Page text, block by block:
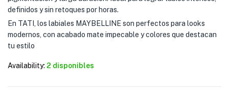
definidos y sin retoques por horas.
En TATI, los labiales MAYBELLINE son perfectos para looks
modernos, con acabado mate impecable y colores que destacan
tu estilo
Availability: 2 disponibles